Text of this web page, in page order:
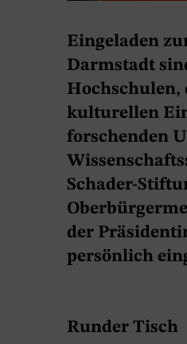
Eingeladen
Darmstadt
Hochschulen,
kulturellen
forschenden
Schader-
der
persönlich
Runder Tisch